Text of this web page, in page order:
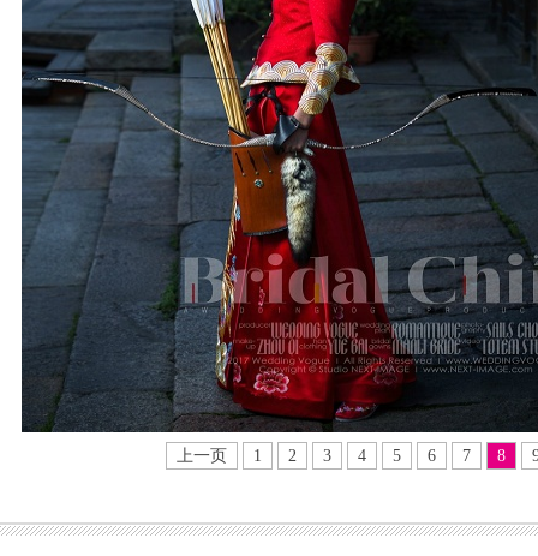
上一页 1 2 3 4 5 6 7 8